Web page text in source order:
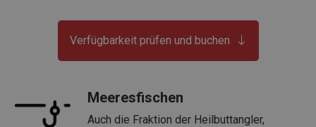
• Zahlreiche Wanderwege
• Reiten
Verfügbarkeit prüfen und buchen
Meeresfischen
Auch die Fraktion der Heilbuttangler,